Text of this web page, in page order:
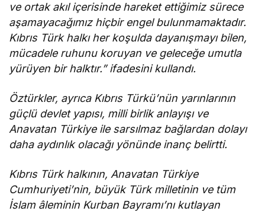
ve ortak akıl içerisinde hareket ettiğimiz sürece
aşamayacağımız hiçbir engel bulunmamaktadır.
Kıbrıs Türk halkı her koşulda dayanışmayı bilen,
mücadele ruhunu koruyan ve geleceğe umutla
yürüyen bir halktır.” ifadesini kullandı.
Öztürkler, ayrıca Kıbrıs Türkü’nün yarınlarının
güçlü devlet yapısı, milli birlik anlayışı ve
Anavatan Türkiye ile sarsılmaz bağlardan dolayı
daha aydınlık olacağı yönünde inanç belirtti.
Kıbrıs Türk halkının, Anavatan Türkiye
Cumhuriyeti’nin, büyük Türk milletinin ve tüm
İslam âleminin Kurban Bayramı’nı kutlayan